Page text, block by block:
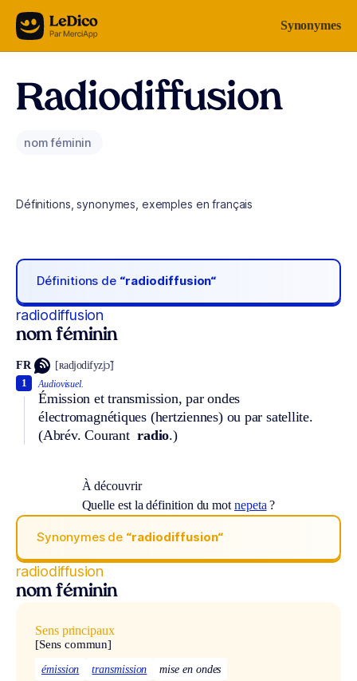
Aller au contenu Synonymes
Radiodiffusion
nom féminin
Définitions, synonymes, exemples en français
Définitions de “radiodiffusion“
radiodiffusion
nom féminin
FR [ʀadjodifyzjɔ̃]
Audiovisuel.
Émission et transmission, par ondes
électromagnétiques (hertziennes) ou par satellite.
(Abrév. Courant radio.)
1
À découvrir
Quelle est la définition du motnepeta ?
Synonymes de “radiodiffusion“
radiodiffusion
nom féminin
Sens principaux
[Sens commun]
émission transmission mise en ondes